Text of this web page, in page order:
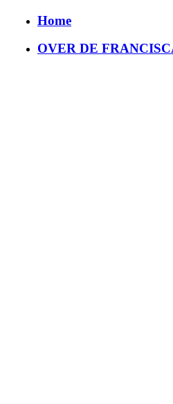
Home
OVER DE